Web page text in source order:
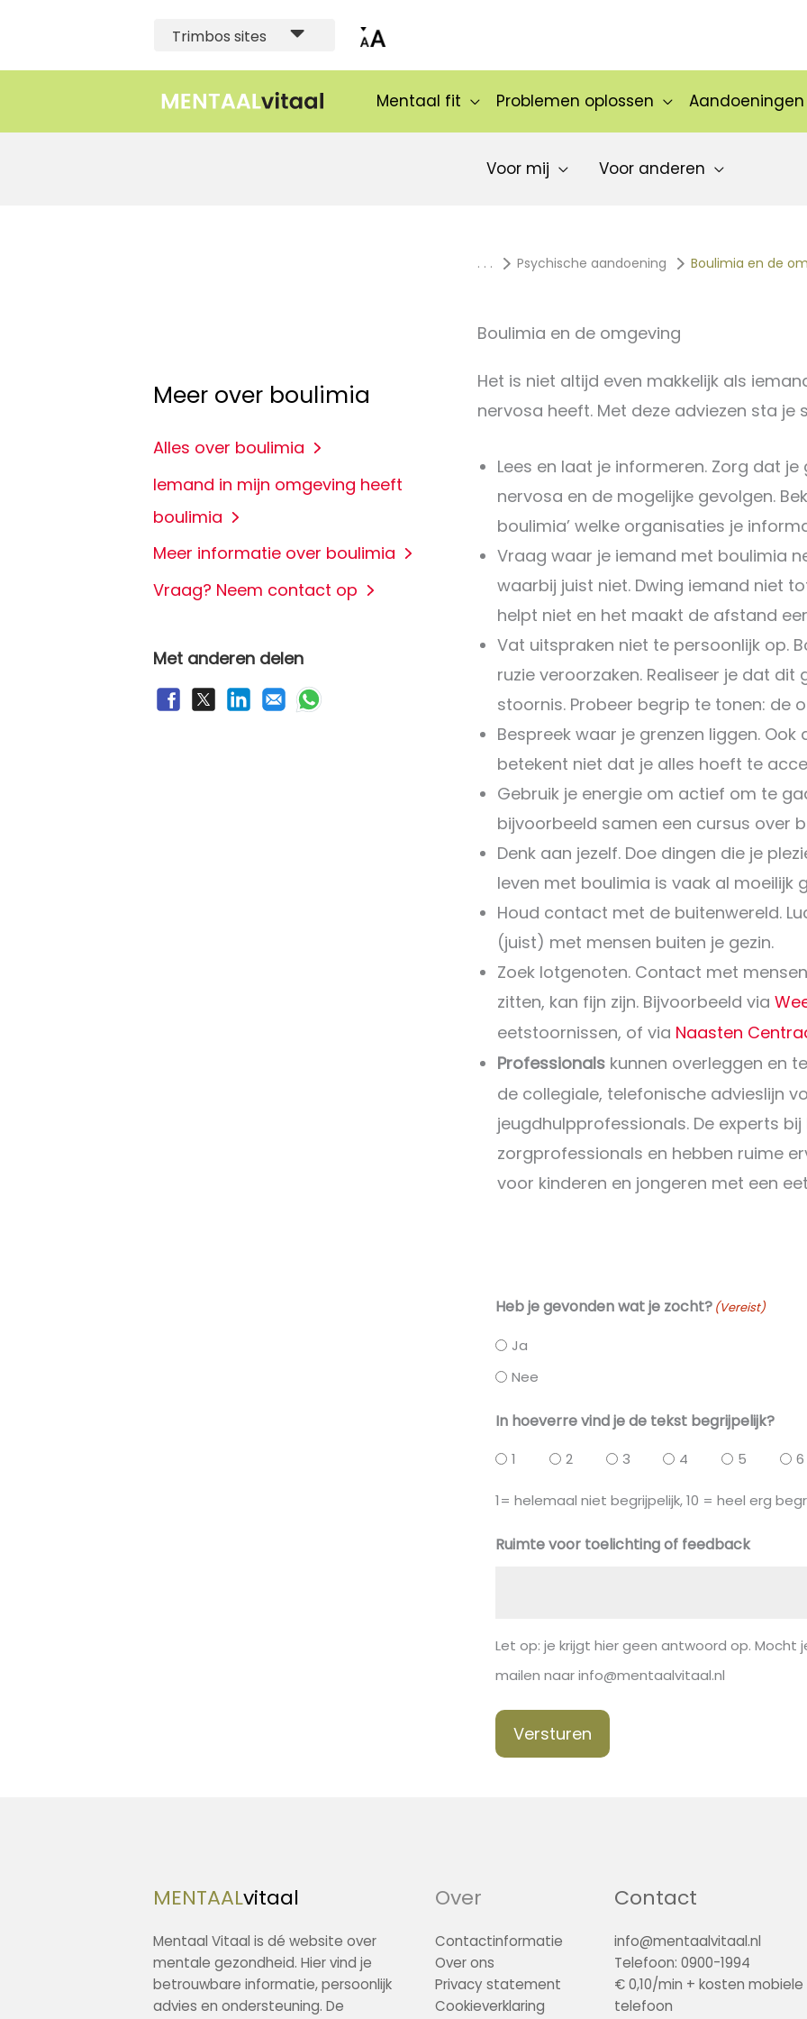
Trimbos sites
Mentaal fit Problemen oplossen Aandoeningen
Voor mij Voor anderen
Meer over boulimia
Alles over boulimia
Iemand in mijn omgeving heeft
boulimia
Meer informatie over boulimia
Vraag? Neem contact op
Met anderen delen
. . . Psychische aandoening Boulimia en de
Boulimia en de omgeving
Het is niet altijd even makkelijk als
nervosa heeft. Met deze adviezen sta je
Lees en laat je informeren. Zorg dat
nervosa en de mogelijke gevolgen.
boulimia’ welke organisaties je
Vraag waar je iemand met boulimia
waarbij juist niet. Dwing iemand niet
helpt niet en het maakt de afstand
Vat uitspraken niet te persoonlijk op.
ruzie veroorzaken. Realiseer je dat
stoornis. Probeer begrip te tonen: de
Bespreek waar je grenzen liggen.
betekent niet dat je alles hoeft te
Gebruik je energie om actief om te
bijvoorbeeld samen een cursus over
Denk aan jezelf. Doe dingen die je
leven met boulimia is vaak al moeilijk
Houd contact met de buitenwereld.
(juist) met mensen buiten je gezin.
Zoek lotgenoten. Contact met
zitten, kan fijn zijn. Bijvoorbeeld via
eetstoornissen, of via Naasten
Professionals kunnen overleggen en
de collegiale, telefonische advieslijn
jeugdhulpprofessionals. De experts bij
zorgprofessionals en hebben ruime
voor kinderen en jongeren met een
Heb je gevonden wat je zocht? (Vereist)
Ja
Nee
In hoeverre vind je de tekst begrijpelijk?
1 2 3 4 5 6
1= helemaal niet begrijpelijk, 10 = heel erg
Ruimte voor toelichting of feedback
Let op: je krijgt hier geen antwoord op. Mocht
mailen naar info@mentaalvitaal.nl
Versturen
MENTAALvitaal
Mentaal Vitaal is dé website over
mentale gezondheid. Hier vind je
betrouwbare informatie, persoonlijk
advies en ondersteuning. De
Over
Contactinformatie
Over ons
Privacy statement
Cookieverklaring
Contact
info@mentaalvitaal.nl
Telefoon: 0900-1994
€ 0,10/min + kosten mobiele
telefoon